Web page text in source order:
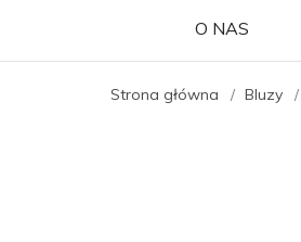
O NAS
Strona główna Bluzy